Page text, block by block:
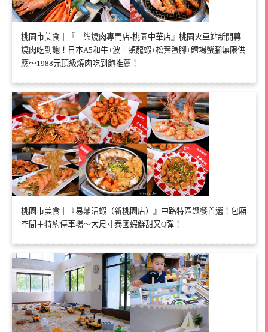
桃園市美食｜『三柒燒肉專門店-桃園中華店』桃園火車站新開幕
燒肉吃到飽！日本A5和牛+波士頓龍蝦+松葉蟹腳+鱈場蟹腳無限供
應～1988元頂級燒肉吃到飽推薦！
桃園市美食｜『易鼎活蝦（新桃園店）』中路特區聚餐首選！包廂
空間＋特約停車場～大尺寸泰國蝦鮮甜又Q彈！